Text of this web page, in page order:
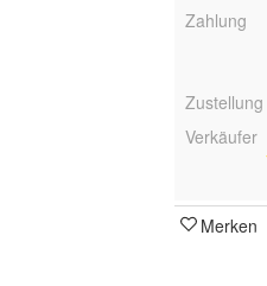
Zahlung
Zustellung
Verkäufer
Merken